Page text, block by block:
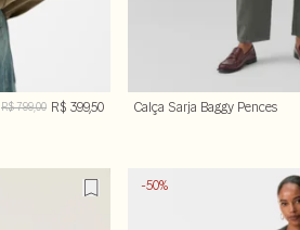
R$ 799,00 R$ 399,50 Calça Sarja Baggy Pences
-50%